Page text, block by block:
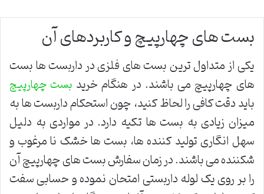
بست های چهارپیچ و کاربردهای آن
یکی از متداول ترین بست های فلزی در داربست ها بست
های چهارپیچ می باشند. در هنگام خرید بست چهارپیچ
باید دقت کافی را لحاظ کنید، چون استحکام داربست ها به
میزان زیادی به بست ها تکیه دارد. در مواردی به دلیل
سهل انگاری تولید کننده ها، بست ها خشک نا مرغوب و
شکننده می باشند. در زمان سفارش بست های چهارپیچ آن
را بر روی یک لوله داربستی امتحان نموده و حسابی سفت